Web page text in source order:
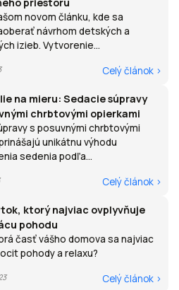
novom článku, kde sa
návrhom detských a
izieb. Vytvorenie...
Celý článok >
na mieru: Sedacie súpravy
chrbtovými opierkami
s posuvnými chrbtovými
unikátnu výhodu
sedenia podľa...
Celý článok >
ktorý najviac ovplyvňuje
pohodu
časť vášho domova sa najviac
pohody a relaxu?
Celý článok >